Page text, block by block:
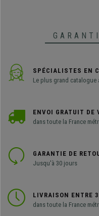
SPÉCIALISTES EN
Le plus grand catalogue
ENVOI GRATUIT DE
dans toute la France
GARANTIE DE
Jusqu'à 30 jours
LIVRAISON ENTRE
dans toute la France